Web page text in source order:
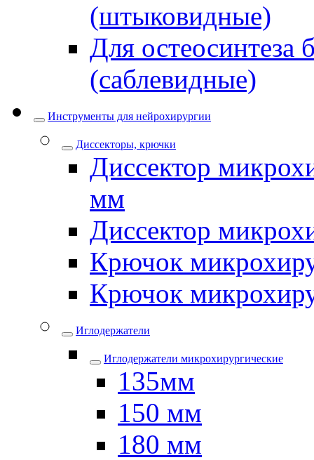
(штыковидные)
Для остеосинтеза
(саблевидные)
Инструменты для нейрохирургии
Диссекторы, крючки
Диссектор
мм
Диссектор
Крючок
Крючок
Иглодержатели
Иглодержатели микрохирургические
135мм
150 мм
180 мм